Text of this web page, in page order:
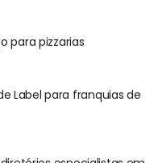
para pizzarias
Label para franquias de